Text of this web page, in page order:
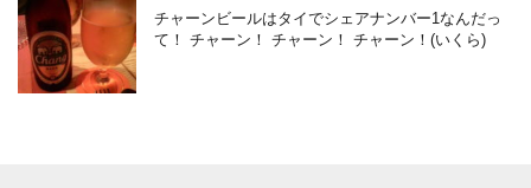
チャーンビールはタイでシェアナンバー1なんだっ
て！ チャーン！ チャーン！ チャーン！(いくら)